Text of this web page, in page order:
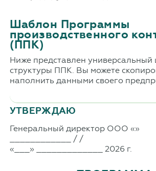
Шаблон Программы
производственного
(ППК)
Ниже представлен
структуры ППК. Вы можете
наполнить данными своего
УТВЕРЖДАЮ
Генеральный директор ООО «»
____________ / /
«___» _____________ 2026 г.